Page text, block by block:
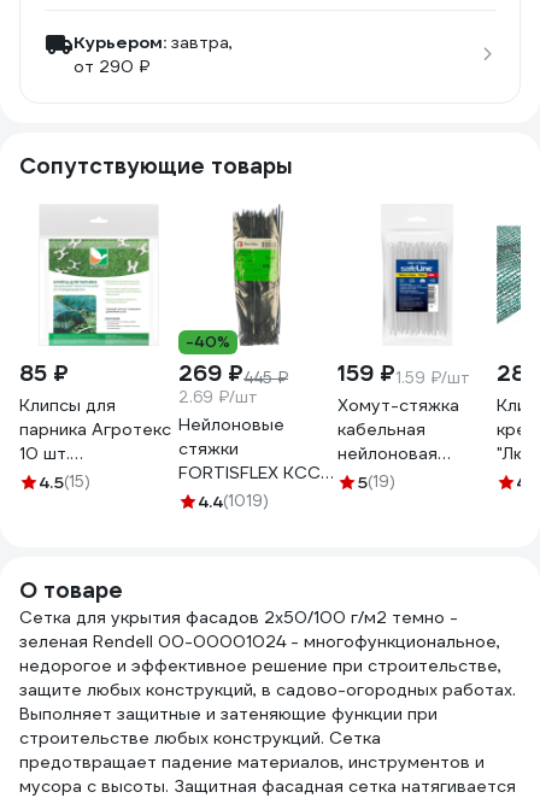
Курьером: завтра,
от 290 ₽
Сопутствующие товары
85 ₽
Клипсы для
парника Агротекс
10 шт.
32.01.32.01.00.000.0000.0000.00
4.5(15)
-40%
269 ₽445 ₽
2.69 ₽/шт
Нейлоновые
стяжки
FORTISFLEX КСС
5х300 черный
4.4(1019)
159 ₽1.59 ₽/шт
Хомут-стяжка
кабельная
нейлоновая
Safeline 2,5x160-
5(19) 4.9
О товаре
Сетка для укрытия фасадов 2х50/100 г/м2 темно -
зеленая Rendell 00-00001024 - многофункциональное,
недорогое и эффективное решение при строительстве,
защите любых конструкций, в садово-огородных работах.
Выполняет защитные и затеняющие функции при
строительстве любых конструкций. Сетка
предотвращает падение материалов, инструментов и
мусора с высоты. Защитная фасадная сетка натягивается